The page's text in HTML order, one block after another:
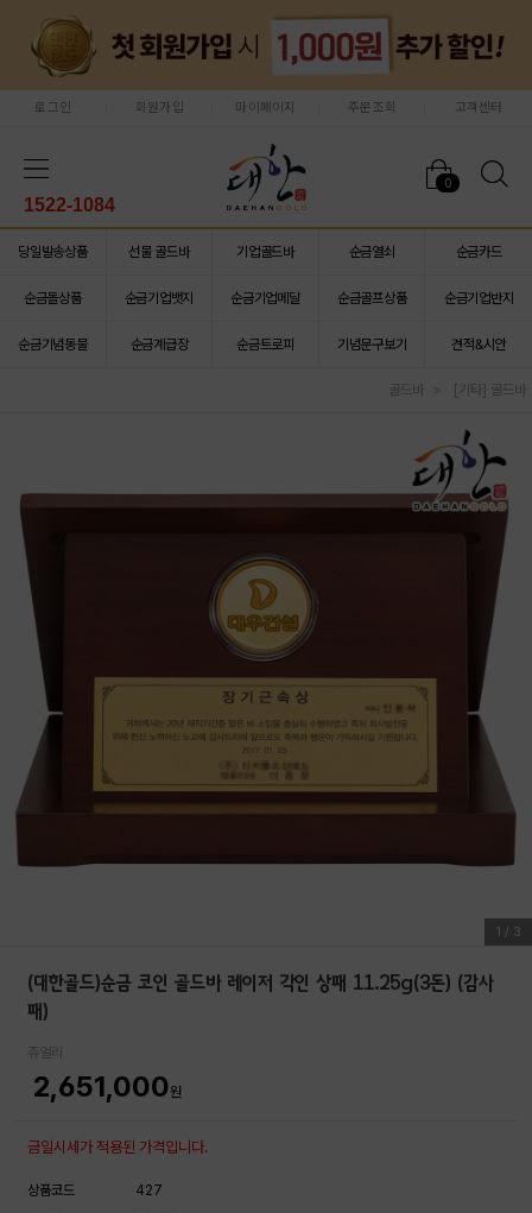
로그인 회원가입 마이페이지 주문조회 고객센터
0
1522-1084
당일발송상품 선물 골드바 기업골드바 순금열쇠 순금카드
순금돌상품 순금기업뱃지 순금기업메달 순금골프상품 순금기업반지
순금기념동물 순금계급장 순금트로피 기념문구보기 견적&시안
골드바 [기타] 골드바
1 / 3
(대한골드)순금 코인 골드바 레이저 각인 상패 11.25g(3돈) (감사
패)
쥬얼리
2,651,000원
금일시세가 적용된 가격입니다.
상품코드
427